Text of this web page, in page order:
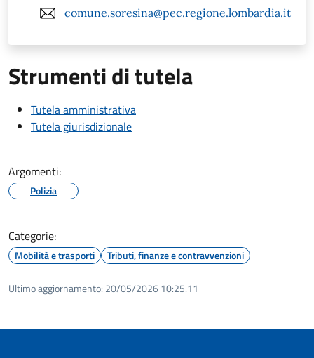
comune.soresina@pec.regione.lombardia.it
Strumenti di tutela
Tutela amministrativa
Tutela giurisdizionale
Argomenti:
Polizia
Categorie:
Mobilità e trasporti Tributi, finanze e contravvenzioni
Ultimo aggiornamento: 20/05/2026 10:25.11